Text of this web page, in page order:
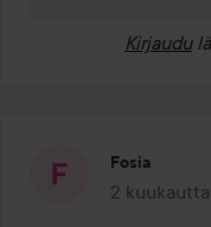
Kirjaudu
Fosia
2
Viesti